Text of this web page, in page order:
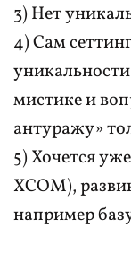
3) Нет
4) Сам
мистике и
антуражу»
5) Хочется
XCOM),
например